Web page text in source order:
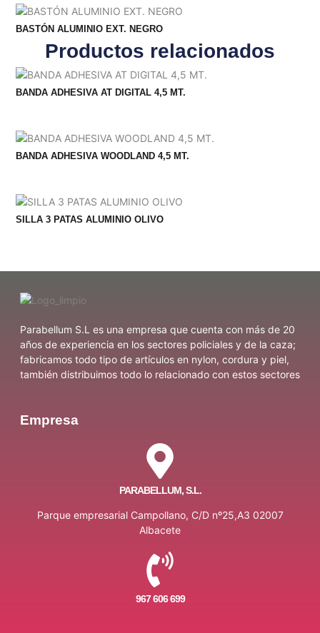
Productos relacionados
BASTÓN ALUMINIO EXT. NEGRO
BANDA ADHESIVA AT DIGITAL 4,5 MT.
BANDA ADHESIVA WOODLAND 4,5 MT.
SILLA 3 PATAS ALUMINIO OLIVO
Parabellum S.L es una empresa que cuenta con más de 20
años de experiencia en los sectores policiales y de la caza;
fabricamos todo tipo de artículos en nylon, cordura y piel,
también distribuimos todo lo relacionado con estos sectores
Empresa
PARABELLUM, S.L.
Parque empresarial Campollano, C/D nº25,A3 02007
Albacete
967 606 699